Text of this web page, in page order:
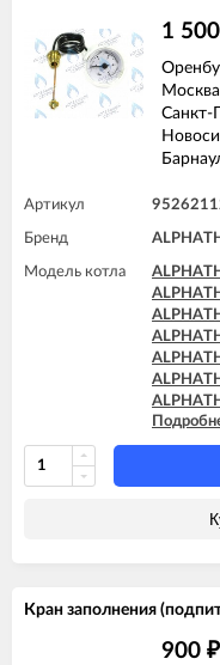
1 500
Санкт-
Артикул
Бренд
Модель котла
Кран заполнения
900 ₽